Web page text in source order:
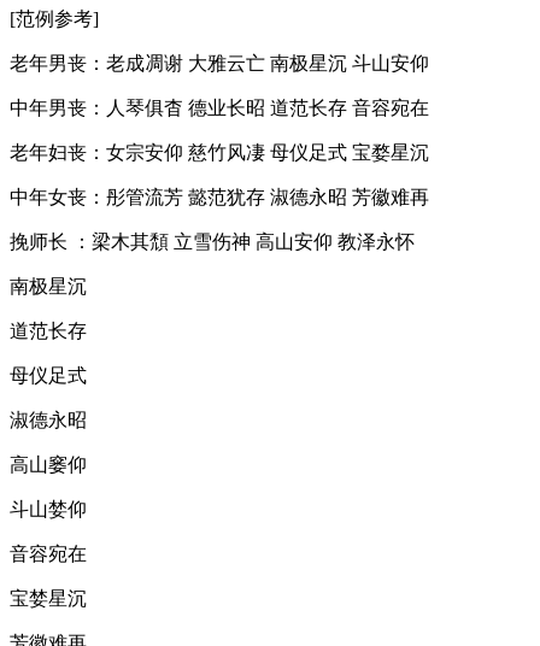
[范例参考]
老年男丧：老成凋谢 大雅云亡 南极星沉 斗山安仰
中年男丧：人琴俱杳 德业长昭 道范长存 音容宛在
老年妇丧：女宗安仰 慈竹风凄 母仪足式 宝婺星沉
中年女丧：彤管流芳 懿范犹存 淑德永昭 芳徽难再
挽师长 ：梁木其頹 立雪伤神 高山安仰 教泽永怀
南极星沉
道范长存
母仪足式
淑德永昭
高山窭仰
斗山婪仰
音容宛在
宝婪星沉